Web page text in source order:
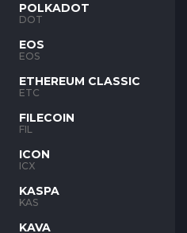
POLKADOT
DOT
EOS
EOS
ETHEREUM CLASSIC
ETC
FILECOIN
FIL
ICON
ICX
KASPA
KAS
KAVA